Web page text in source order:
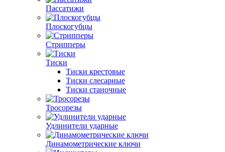
Пассатижи
Плоскогубцы
Стрипперы
Тиски
Тиски крестовые
Тиски слесарные
Тиски станочные
Тросорезы
Удлинители ударные
Динамометрические ключи